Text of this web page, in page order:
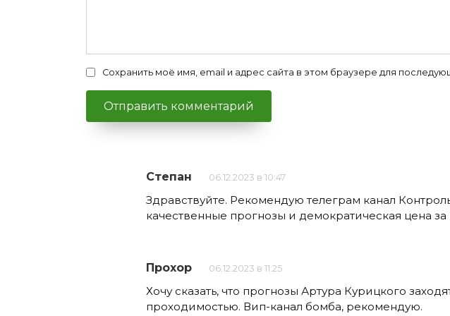
Сохранить моё имя, email и адрес сайта в этом браузере для
Степан 06.12.2023 в 10:47
Здравствуйте. Рекомендую телеграм канал
качественные прогнозы и демократическая цена за
Прохор 06.12.2023 в 11:25
Хочу сказать, что прогнозы Артура Курицкого
проходимостью. Вип-канал бомба, рекомендую.